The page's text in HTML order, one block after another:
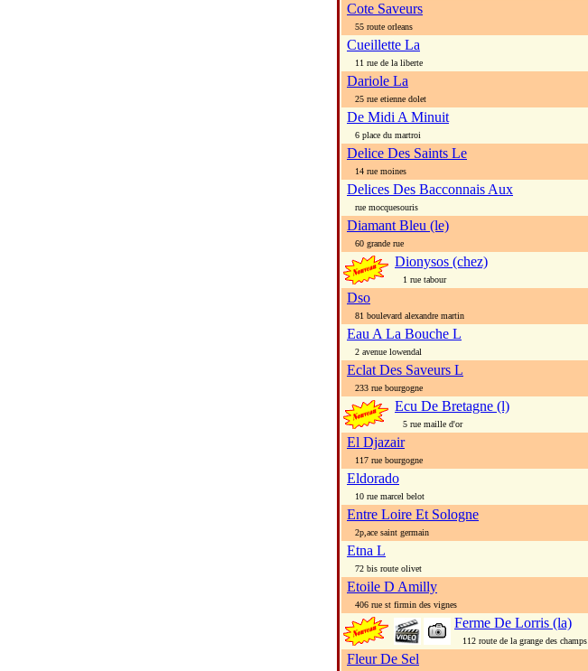
Cote Saveurs
55 route orleans
Cueillette La
11 rue de la liberte
Dariole La
25 rue etienne dolet
De Midi A Minuit
6 place du martroi
Delice Des Saints Le
14 rue moines
Delices Des Bacconnais Aux
rue mocquesouris
Diamant Bleu (le)
60 grande rue
Dionysos (chez)
1 rue tabour
Dso
81 boulevard alexandre martin
Eau A La Bouche L
2 avenue lowendal
Eclat Des Saveurs L
233 rue bourgogne
Ecu De Bretagne (l)
5 rue maille d'or
El Djazair
117 rue bourgogne
Eldorado
10 rue marcel belot
Entre Loire Et Sologne
2p,ace saint germain
Etna L
72 bis route olivet
Etoile D Amilly
406 rue st firmin des vignes
Ferme De Lorris (la)
112 route de la grange des champs
Fleur De Sel